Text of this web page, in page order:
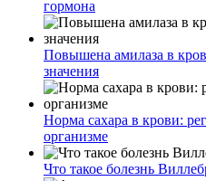
гормона
Повышена амилаза в
значения
Норма сахара в крови:
организме
Что такое болезнь